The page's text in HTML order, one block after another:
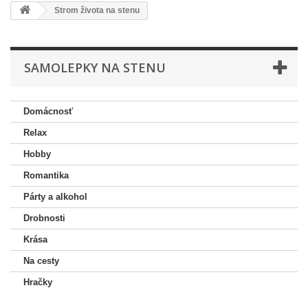
Strom života na stenu
SAMOLEPKY NA STENU
Domácnosť
Relax
Hobby
Romantika
Párty a alkohol
Drobnosti
Krása
Na cesty
Hračky